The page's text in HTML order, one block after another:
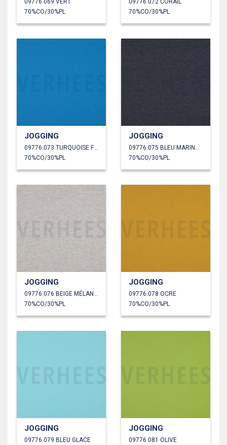
70%CO/30%PL
70%CO/30%PL
JOGGING
09776.073 TURQUOISE FONCÉ
70%CO/30%PL
JOGGING
70%CO/30%PL
JOGGING
70%CO/30%PL
JOGGING
09776.078 OCRE
70%CO/30%PL
JOGGING
09776.079 BLEU GLACE
JOGGING
09776.081 OLIVE